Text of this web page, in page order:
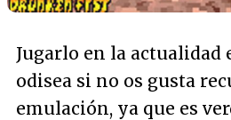
Jugarlo en la actualidad
odisea si no os gusta
emulación, ya que es